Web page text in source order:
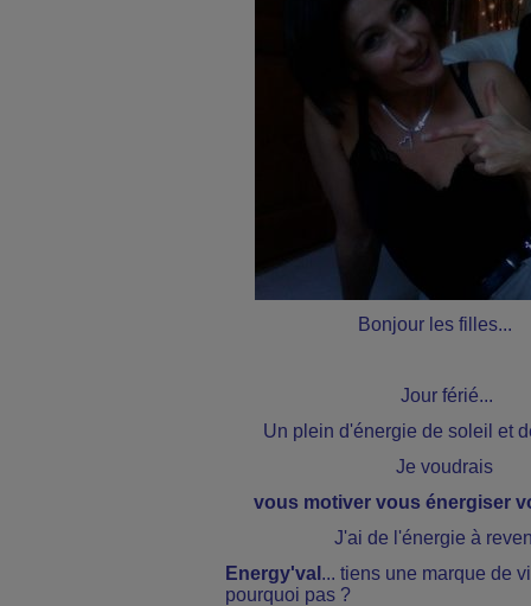
Bonjour les filles...
Jour férié...
Un plein d'énergie de soleil et
Je voudrais
vous motiver vous énergiser
J'ai de l'énergie à
Energy'val ... tiens une marque de
pourquoi pas ?